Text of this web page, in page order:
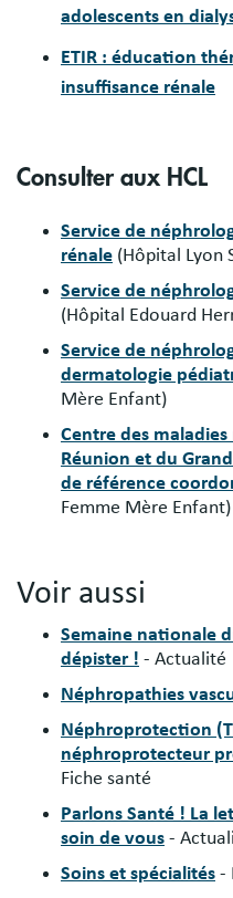
adolescents en
ETIR : éducation
insuffisance rénale
Consulter aux HCL
Service de
rénale (Hôpital Lyon
Service de
(Hôpital Edouard
Service de
dermatologie
Mère Enfant)
Centre des maladies
Réunion et du
de référence
Femme Mère Enfant)
Voir aussi
Semaine nationale
dépister ! - Actualité
Néphropathies
Néphroprotection
néphroprotecteur
Fiche santé
Parlons Santé ! La
soin de vous -
Soins et spécialités -